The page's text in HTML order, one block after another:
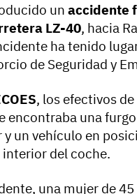
un accidente
LZ-40, hacia
ha tenido
de Seguridad y
, los efectivos
encontraba una
un vehículo en
del coche.
una mujer de